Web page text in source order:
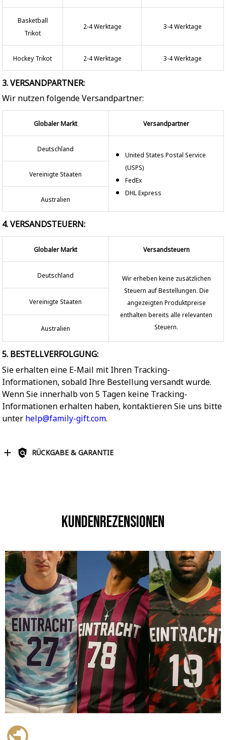
Basketball
Trikot
2-4 Werktage 3-4 Werktage
Hockey Trikot 2-4 Werktage 3-4 Werktage
3. VERSANDPARTNER:
Wir nutzen folgende Versandpartner:
Globaler Markt Versandpartner
Deutschland
United States Postal Service
(USPS)
FedEx
DHL Express
Vereinigte Staaten
Australien
4. VERSANDSTEUERN:
Globaler Markt Versandsteuern
Deutschland
Wir erheben keine zusätzlichen
Steuern auf Bestellungen. Die
angezeigten Produktpreise
enthalten bereits alle relevanten
Steuern.
Vereinigte Staaten
Australien
5. BESTELLVERFOLGUNG:
Sie erhalten eine E-Mail mit Ihren Tracking-
Informationen, sobald Ihre Bestellung versandt wurde.
Wenn Sie innerhalb von 5 Tagen keine Tracking-
Informationen erhalten haben, kontaktieren Sie uns bitte
unter help@family-gift.com.
RÜCKGABE & GARANTIE
Kundenrezensionen